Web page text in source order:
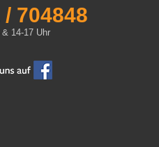
704848
& 14-17 Uhr